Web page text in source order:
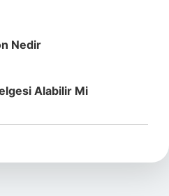
Nedir
Alabilir Mi